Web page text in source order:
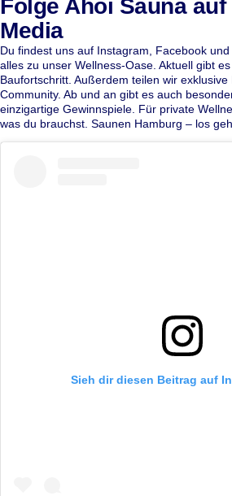
Folge Ahoi Sauna auf
Media
Du findest uns auf Instagram Facebook und
alles zu unser Wellness-Oase. Aktuell gibt
Baufortschritt. Außerdem teilen wir
Community. Ab und an gibt es auch
einzigartige Gewinnspiele. Für private
was du brauchst. Saunen Hamburg – los
Sieh dir diesen Beitrag auf